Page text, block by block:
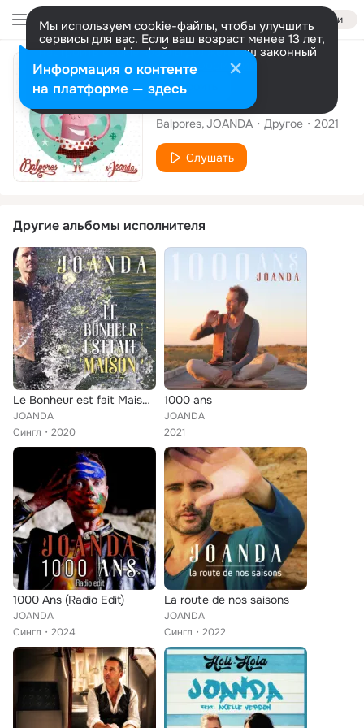
Войти
Мы используем cookie-файлы, чтобы улучшить
сервисы для вас. Если ваш возраст менее 13 лет,
настроить cookie-файлы должен ваш законный
представитель. Больше информации
Разрешить все Настроить
Альбом
Enfants d'Occitania
Balpores JOANDA Другое 2021
Слушать
Другие альбомы исполнителя
Le Bonheur est fait Maison (radio édit)
JOANDA
Сингл
2020
1000 ans
JOANDA
2021
1000 Ans (Radio Edit)
JOANDA
Сингл
2024
La route de nos saisons
JOANDA
Сингл
2022
Информация о контенте
на платформе — здесь